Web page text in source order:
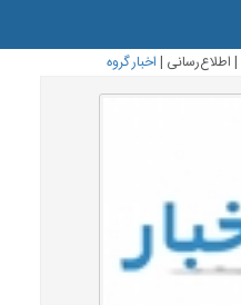
|اطلاع‌رسانی |اخبار گروه